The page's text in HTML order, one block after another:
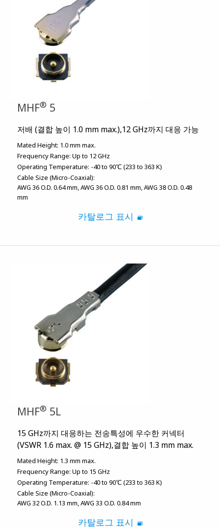
MHF® 5
저배 (결합 높이 1.0 mm max.),12 GHz까지 대응 가능
Mated Height: 1.0 mm max.
Frequency Range: Up to 12 GHz
Operating Temperature: -40 to 90℃ (233 to 363 K)
Cable Size (Micro-Coaxial):
AWG 36 O.D. 0.64 mm AWG 36 O.D. 0.81 mm AWG 38 O.D. 0.48
mm
카탈로그 표시
MHF® 5L
15 GHz까지 대응하는 전송특성에 우수한 커넥터
(VSWR 1.6 max. @ 15 GHz),결합 높이 1.3 mm max.
Mated Height: 1.3 mm max.
Frequency Range: Up to 15 GHz
Operating Temperature: -40 to 90℃ (233 to 363 K)
Cable Size (Micro-Coaxial):
AWG 32 O.D. 1.13 mm AWG 33 O.D. 0.84 mm
카탈로그 표시